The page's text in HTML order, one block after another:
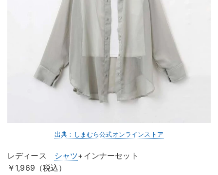
出典：しまむら公式オンラインストア
レディース シャツ+インナーセット
￥1,969（税込）